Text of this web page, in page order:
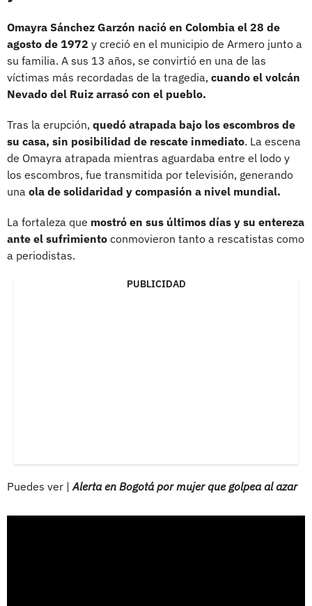
Omayra Sánchez Garzón nació en Colombia el 28 de
agosto de 1972 y creció en el municipio de Armero junto a
su familia. A sus 13 años, se convirtió en una de las
víctimas más recordadas de la tragedia, cuando el volcán
Nevado del Ruiz arrasó con el pueblo.
Tras la erupción, quedó atrapada bajo los escombros de
su casa, sin posibilidad de rescate inmediato. La escena
de Omayra atrapada mientras aguardaba entre el lodo y
los escombros, fue transmitida por televisión, generando
una ola de solidaridad y compasión a nivel mundial.
La fortaleza que mostró en sus últimos días y su entereza
ante el sufrimiento conmovieron tanto a rescatistas como
a periodistas.
PUBLICIDAD
Puedes ver | Alerta en Bogotá por mujer que golpea al azar